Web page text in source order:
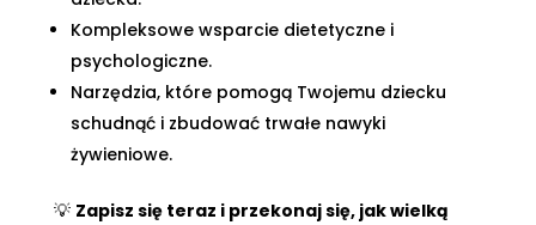
Kompleksowe wsparcie dietetyczne i
psychologiczne.
Narzędzia, które pomogą Twojemu dziecku
schudnąć i zbudować trwałe nawyki
żywieniowe.
💡 Zapisz się teraz i przekonaj się, jak wielką